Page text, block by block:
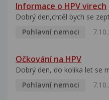
Informace o HPV virech
Dobrý den,chtěl bych se
Pohlavní nemoci
Očkování na HPV
Dobrý den, do kolika let se
Pohlavní nemoci